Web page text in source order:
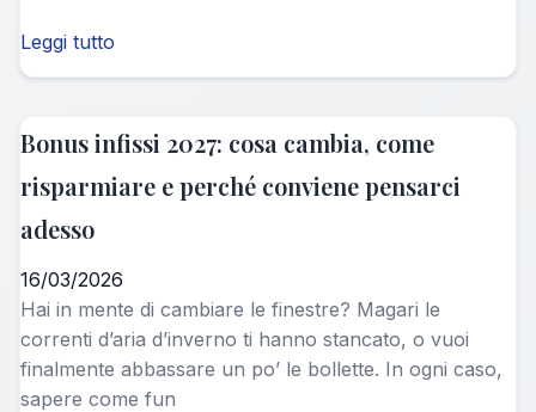
Leggi tutto
Bonus infissi 2027: cosa cambia, come
risparmiare e perché conviene pensarci
adesso
16/03/2026
Hai in mente di cambiare le finestre? Magari le
correnti d’aria d’inverno ti hanno stancato, o vuoi
finalmente abbassare un po’ le bollette. In ogni caso,
sapere come fun